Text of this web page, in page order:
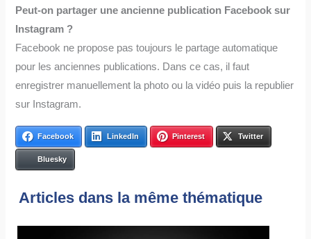
Peut-on partager une ancienne publication Facebook sur
Instagram ?
Facebook ne propose pas toujours le partage automatique
pour les anciennes publications. Dans ce cas, il faut
enregistrer manuellement la photo ou la vidéo puis la republier
sur Instagram.
Facebook LinkedIn Pinterest Twitter
Bluesky
Articles dans la même thématique